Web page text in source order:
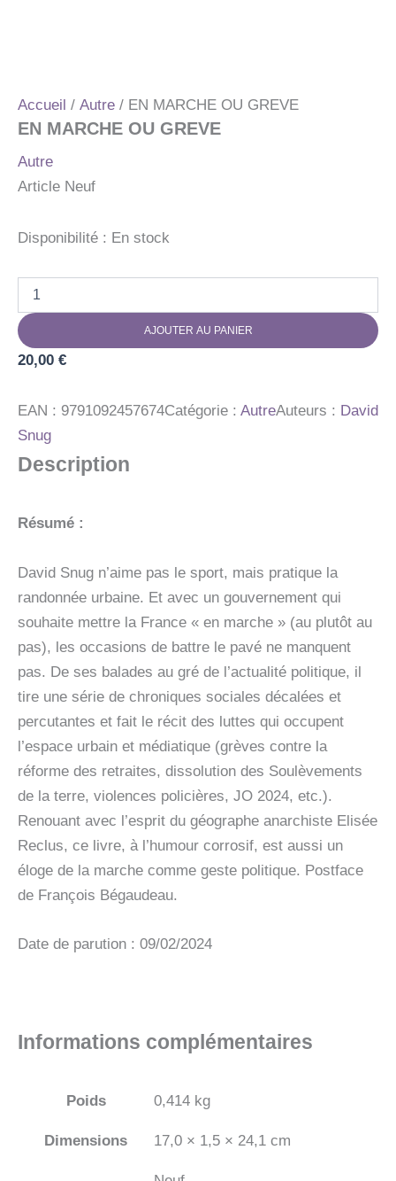
Accueil / Autre / EN MARCHE OU GREVE
EN MARCHE OU GREVE
Autre
Article Neuf
Disponibilité : En stock
EN
MARCHE
OU
AJOUTER AU PANIER
20,00 €
EAN : 9791092457674Catégorie : AutreAuteurs : David
Snug
Description
Résumé :
David Snug n’aime pas le sport, mais pratique la
randonnée urbaine. Et avec un gouvernement qui
souhaite mettre la France « en marche » (au plutôt au
pas), les occasions de battre le pavé ne manquent
pas. De ses balades au gré de l’actualité politique, il
tire une série de chroniques sociales décalées et
percutantes et fait le récit des luttes qui occupent
l’espace urbain et médiatique (grèves contre la
réforme des retraites, dissolution des Soulèvements
de la terre, violences policières, JO 2024, etc.).
Renouant avec l’esprit du géographe anarchiste Elisée
Reclus, ce livre, à l’humour corrosif, est aussi un
éloge de la marche comme geste politique. Postface
de François Bégaudeau.
Date de parution : 09/02/2024
Informations complémentaires
Poids 0,414 kg
Dimensions 17,0 × 1,5 × 24,1 cm